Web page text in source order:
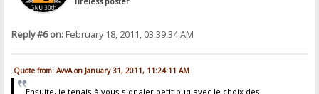
Reply #6 on:February 18, 2011, 03:39:34 AM
Quote from: AvvA on January 31, 2011, 11:24:11 AM
Ensuite, je tenais à vous signaler petit bug avec le choix des